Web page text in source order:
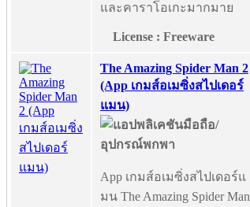
และคาราโอเกะมากมาย
License : Freeware
The Amazing Spider Man 2
(App เกมส์อเมซิ่งสไปเดอร์
แมน)
App เกมส์อเมซิ่งสไปเดอร์แ
มน The Amazing Spider Man